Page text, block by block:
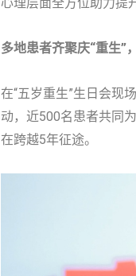
多地患者齐聚庆“重生”
在“五岁重生”生日会现
动，近500名患者共同
在跨越5年征途。